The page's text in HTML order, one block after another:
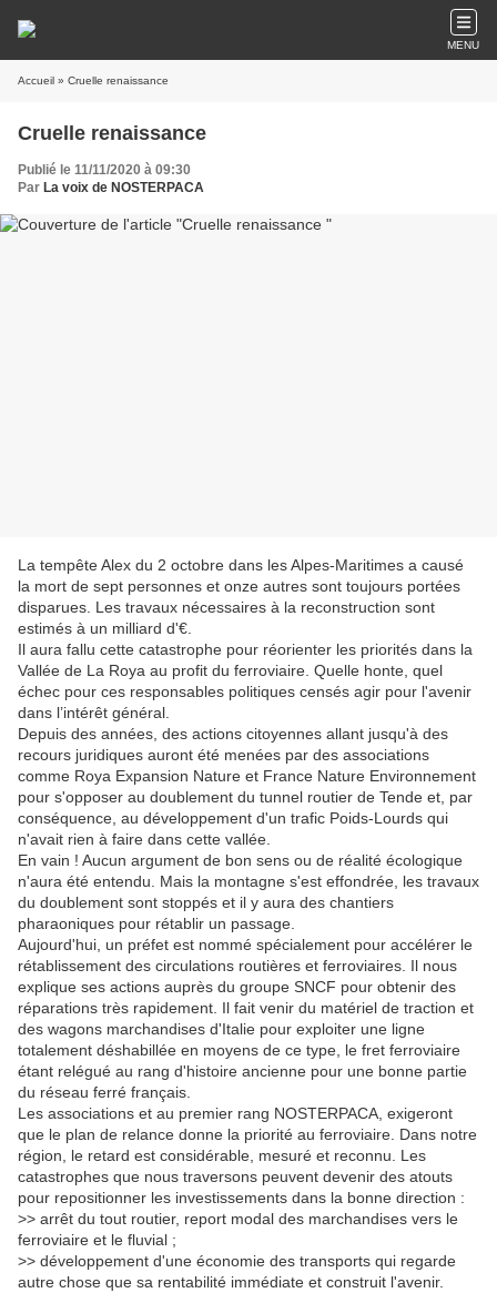
MENU
Accueil » Cruelle renaissance
Cruelle renaissance
Publié le 11/11/2020 à 09:30
Par La voix de NOSTERPACA
La tempête Alex du 2 octobre dans les Alpes-Maritimes a causé
la mort de sept personnes et onze autres sont toujours portées
disparues. Les travaux nécessaires à la reconstruction sont
estimés à un milliard d'€.
Il aura fallu cette catastrophe pour réorienter les priorités dans la
Vallée de La Roya au profit du ferroviaire. Quelle honte, quel
échec pour ces responsables politiques censés agir pour l'avenir
dans l’intérêt général.
Depuis des années, des actions citoyennes allant jusqu'à des
recours juridiques auront été menées par des associations
comme Roya Expansion Nature et France Nature Environnement
pour s'opposer au doublement du tunnel routier de Tende et, par
conséquence, au développement d'un trafic Poids-Lourds qui
n'avait rien à faire dans cette vallée.
En vain ! Aucun argument de bon sens ou de réalité écologique
n'aura été entendu. Mais la montagne s'est effondrée, les travaux
du doublement sont stoppés et il y aura des chantiers
pharaoniques pour rétablir un passage.
Aujourd'hui, un préfet est nommé spécialement pour accélérer le
rétablissement des circulations routières et ferroviaires. Il nous
explique ses actions auprès du groupe SNCF pour obtenir des
réparations très rapidement. Il fait venir du matériel de traction et
des wagons marchandises d'Italie pour exploiter une ligne
totalement déshabillée en moyens de ce type, le fret ferroviaire
étant relégué au rang d'histoire ancienne pour une bonne partie
du réseau ferré français.
Les associations et au premier rang NOSTERPACA, exigeront
que le plan de relance donne la priorité au ferroviaire. Dans notre
région, le retard est considérable, mesuré et reconnu. Les
catastrophes que nous traversons peuvent devenir des atouts
pour repositionner les investissements dans la bonne direction :
>> arrêt du tout routier, report modal des marchandises vers le
ferroviaire et le fluvial ;
>> développement d'une économie des transports qui regarde
autre chose que sa rentabilité immédiate et construit l'avenir.